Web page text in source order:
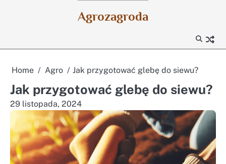
Agrozagroda
Home Agro Jak przygotować glebę do siewu?
Jak przygotować glebę do siewu?
29 listopada, 2024